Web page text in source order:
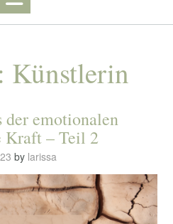
Künstlerin
emotionalen
Kraft – Teil 2
by larissa